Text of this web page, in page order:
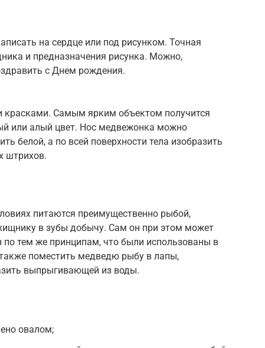
на сердце или под рисунком. Точная
и предназначения рисунка. Можно,
с Днем рождения.
Самым ярким объектом получится
или алый цвет. Нос медвежонка можно
белой, а по всей поверхности тела изобразить
штрихов.
питаются преимущественно рыбой,
в зубы добычу. Сам он при этом может
по тем же принципам, что были использованы в
поместить медведю рыбу в лапы,
выпрыгивающей из воды.
овалом;